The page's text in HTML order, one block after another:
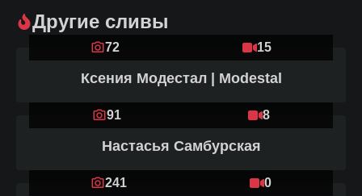
Другие сливы
72 15
Ксения Модестал | Modestal
91 8
Настасья Самбурская
241 0